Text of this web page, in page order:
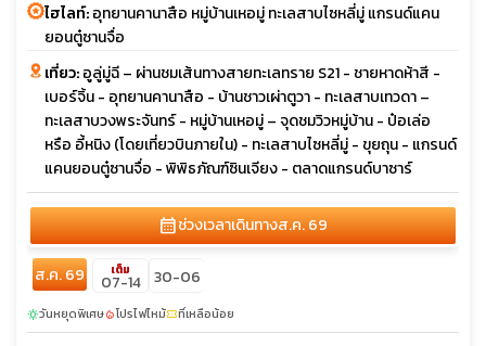
ไฮไลท์:อุทยานคานาสือ หมู่บ้านเหอมู่ ทะเลสาบไซหลี่มู่ แกรนด์แคน
ยอนตู๋ซานจื่อ
เที่ยว:อูลู่มู่ฉี – ผ่านชมเส้นทางสายทะเลทราย S21 - ชายหาดห้าสี -
เบอร์จิ้น - อุทยานคานาสือ - บ้านชาวเผ่าตูวา - ทะเลสาบเทวดา –
ทะเลสาบวงพระจันทร์ - หมู่บ้านเหอมู่ – จุดชมวิวหมู่บ้าน - ป๋อเล่อ
หรือ อี้หนิง (โดยเที่ยวบินภายใน) - ทะเลสาบไซหลี่มู่ - ขุยถุน - แกรนด์
แคนยอนตู๋ซานจื่อ - พิพิธภัณฑ์ซินเจียง - ตลาดแกรนด์บาซาร์
calendar_monthช่วงเวลาเดินทางส.ค. 69
ส.ค. 69 เต็ม
07-14 30-06
sunnyวันหยุดพิเศษlocal_fire_departmentโปรไฟไหม้confirmation_numberที่เหลือน้อย